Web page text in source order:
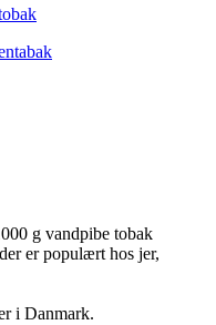
er populært hos jer,
i Danmark.